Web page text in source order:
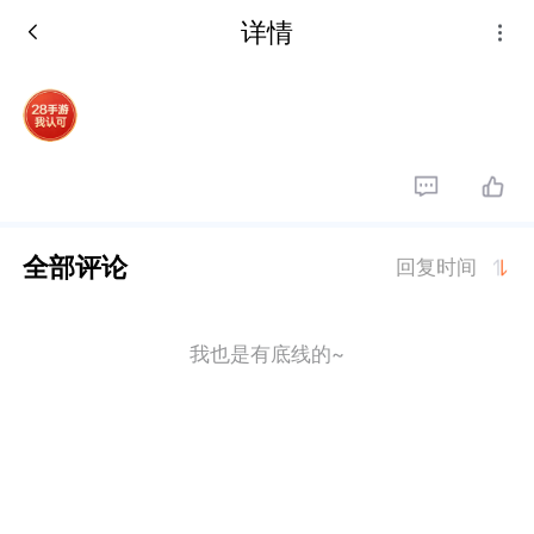
详情
全部评论 回复时间
我也是有底线的~